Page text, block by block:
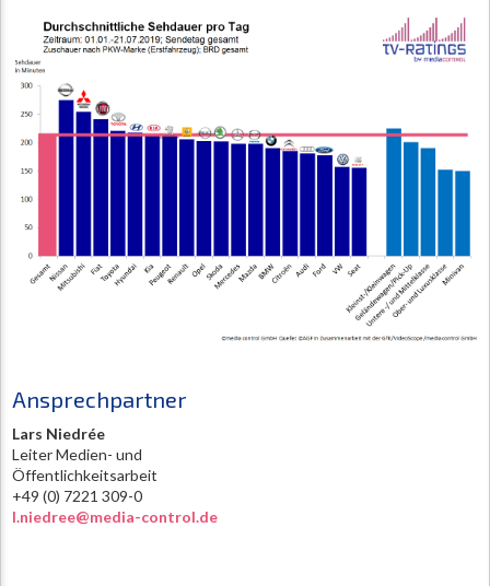
Ansprechpartner
Lars Niedrée
Leiter Medien- und
Öffentlichkeitsarbeit
+49 (0) 7221 309-0
l.niedree@media-control.de